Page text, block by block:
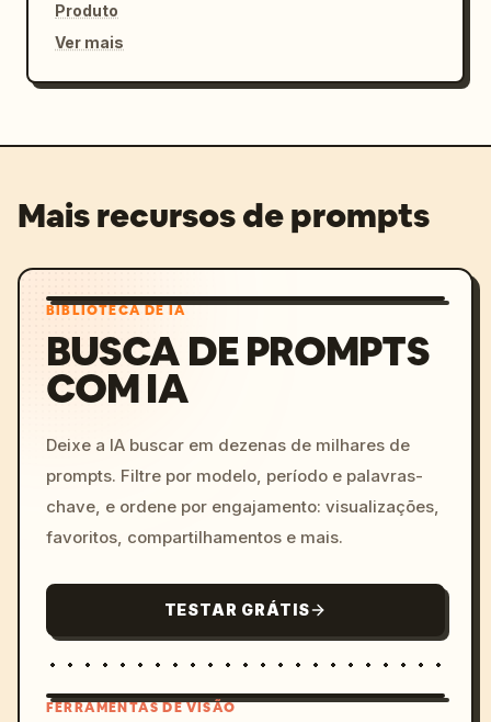
Produto
Ver mais
Mais recursos de prompts
BIBLIOTECA DE IA
BUSCA DE PROMPTS
COM IA
Deixe a IA buscar em dezenas de milhares de
prompts. Filtre por modelo, período e palavras-
chave, e ordene por engajamento: visualizações,
favoritos, compartilhamentos e mais.
TESTAR GRÁTIS
FERRAMENTAS DE VISÃO